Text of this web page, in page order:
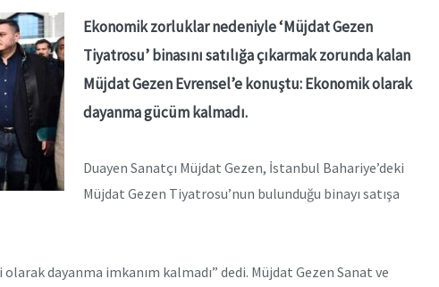
Ekonomik zorluklar nedeniyle ‘Müjdat Gezen
Tiyatrosu’ binasını satılığa çıkarmak zorunda kalan
Müjdat Gezen Evrensel’e konuştu: Ekonomik olarak
dayanma gücüm kalmadı.
Duayen Sanatçı Müjdat Gezen, İstanbul Bahariye’deki
Müjdat Gezen Tiyatrosu’nun bulunduğu binayı satışa
olarak dayanma imkanım kalmadı” dedi. Müjdat Gezen Sanat ve